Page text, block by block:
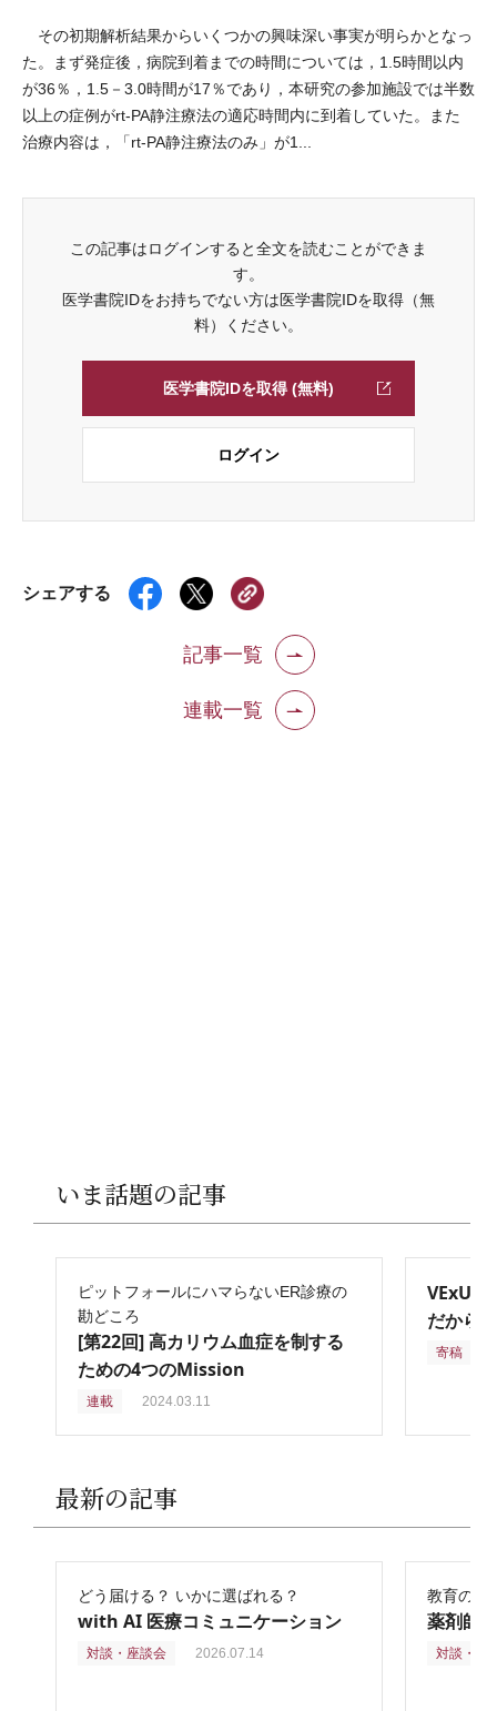
その初期解析結果からいくつかの興味深い事実が明らかとなっ
た。まず発症後，病院到着までの時間については，1.5時間以内
が36％，1.5－3.0時間が17％であり，本研究の参加施設では半数
以上の症例がrt-PA静注療法の適応時間内に到着していた。また
治療内容は，「rt-PA静注療法のみ」が1...
この記事はログインすると全文を読むことができま
す。
医学書院IDをお持ちでない方は医学書院IDを取得（無
料）ください。
医学書院IDを取得 (無料)
ログイン
シェアする
記事一覧
連載一覧
いま話題の記事
ピットフォールにハマらないER診療の
勘どころ
[第22回] 高カリウム血症を制する
ための4つのMission
連載 2024.03.11
VExUS
だから
寄稿
最新の記事
どう届ける？ いかに選ばれる？
with AI 医療コミュニケーション
対談・座談会 2026.07.14
教育の再
薬剤師
対談・座